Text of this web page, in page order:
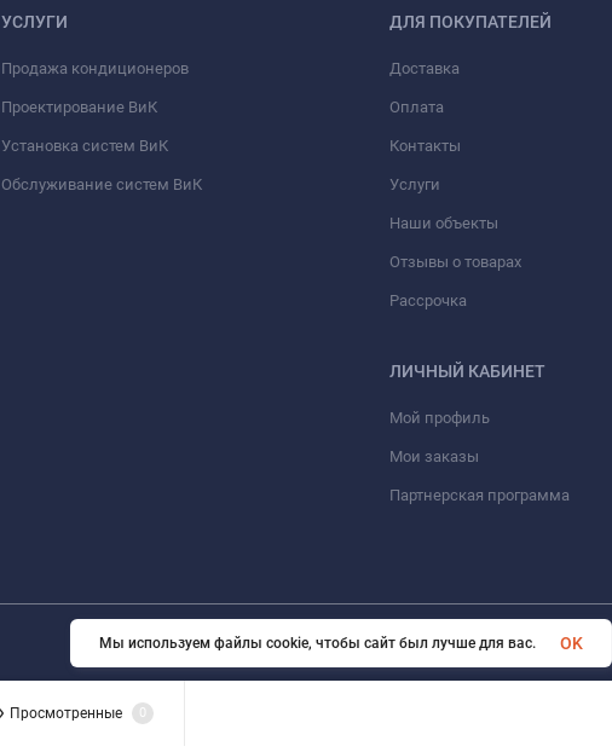
УСЛУГИ
Продажа кондиционеров
Проектирование ВиК
Установка систем ВиК
Обслуживание систем ВиК
ДЛЯ ПОКУПАТЕЛЕЙ
Доставка
Оплата
Контакты
Услуги
Наши объекты
Отзывы о товарах
Рассрочка
ЛИЧНЫЙ КАБИНЕТ
Мой профиль
Мои заказы
Партнерская программа
© 2026 ООО «ФАЗИНЖИНИРИНГ». Все права защищены
Просмотренные 0
Мы используем файлы cookie, чтобы сайт был лучше для вас. OK